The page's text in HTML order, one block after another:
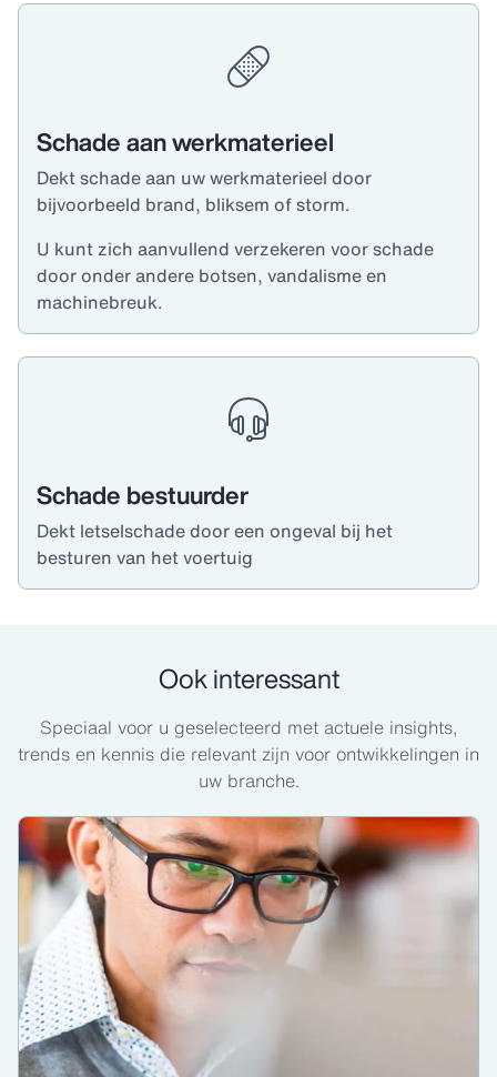
Schade aan werkmaterieel
Dekt schade aan uw werkmaterieel door
bijvoorbeeld brand, bliksem of storm.
U kunt zich aanvullend verzekeren voor schade
door onder andere botsen, vandalisme en
machinebreuk.
Schade bestuurder
Dekt letselschade door een ongeval bij het
besturen van het voertuig
Ook interessant
Speciaal voor u geselecteerd met actuele insights,
trends en kennis die relevant zijn voor ontwikkelingen in
uw branche.